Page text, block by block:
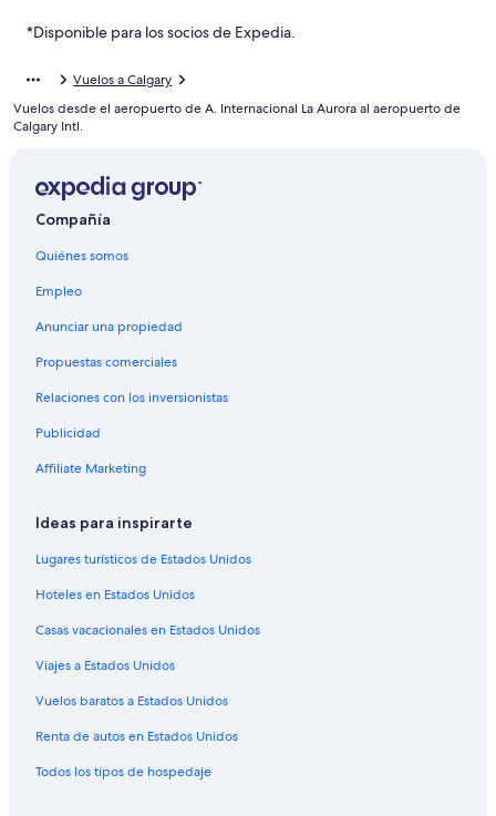
Apartamentos en Calgary
Hoteles con spa en Calgary
Hoteles de lujo en Calgary
Hoteles con desayuno incluido en Calgary
Hoteles con parque acuático en Calgary
Hoteles con traslado del/al aeropuerto en Calgary
Hoteles que aceptan mascotas en Calgary
Hoteles en Calgary
Moteles en Calgary
Residencias en Calgary
Casas de ciudad en Northeast Calgary
Hoteles de ski en Northeast Calgary
Hoteles baratos en Northeast Calgary
Hoteles románticos en Centro de la ciudad de Calgary
Hoteles en Centro de la ciudad de Calgary
Hoteles en Banff Trail
*Disponible para los socios de Expedia.
Vuelos a Calgary
Vuelos desde el aeropuerto de A. Internacional La Aurora al aeropuerto de
Calgary Intl.
Compañía
Quiénes somos
Empleo
Anunciar una propiedad
Propuestas comerciales
Relaciones con los inversionistas
Publicidad
Affiliate Marketing
Ideas para inspirarte
Lugares turísticos de Estados Unidos
Hoteles en Estados Unidos
Casas vacacionales en Estados Unidos
Viajes a Estados Unidos
Vuelos baratos a Estados Unidos
Renta de autos en Estados Unidos
Todos los tipos de hospedaje